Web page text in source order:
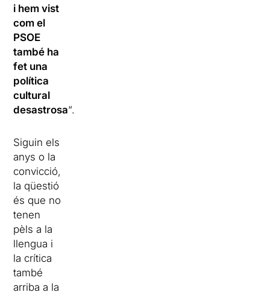
i hem vist
com el
PSOE
també ha
fet una
política
cultural
desastrosa“.
Siguin els
anys o la
convicció,
la qüestió
és que no
tenen
pèls a la
llengua i
la crítica
també
arriba a la